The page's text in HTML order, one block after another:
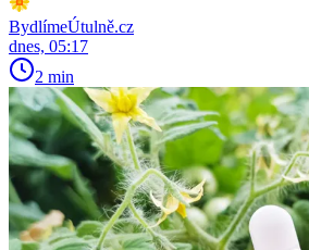
BydlímeÚtulně.cz
dnes, 05:17
2 min